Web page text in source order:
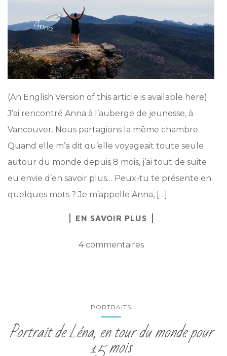
(An English Version of this article is available here)
J’ai rencontré Anna à l’auberge de jeunesse, à
Vancouver. Nous partagions la même chambre.
Quand elle m’a dit qu’elle voyageait toute seule
autour du monde depuis 8 mois, j’ai tout de suite
eu envie d’en savoir plus… Peux-tu te présente en
quelques mots ? Je m’appelle Anna, […]
EN SAVOIR PLUS
4 commentaires
PORTRAITS
Portrait de Léna, en tour du monde pour
15 mois